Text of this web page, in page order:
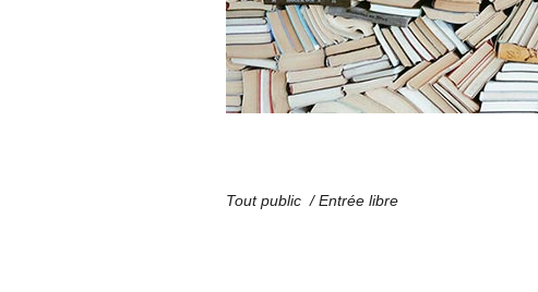
Tout public /Entrée libre